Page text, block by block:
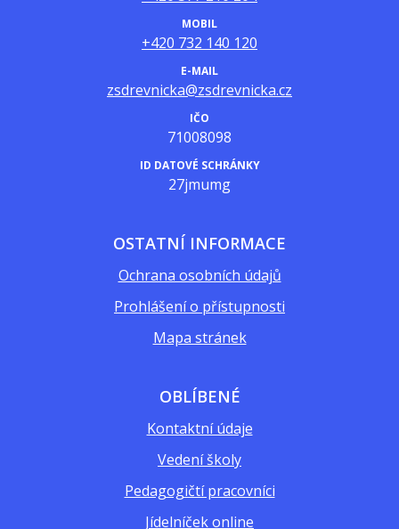
MOBIL
+420 732 140 120
E-MAIL
zsdrevnicka@zsdrevnicka.cz
IČO
71008098
ID DATOVÉ SCHRÁNKY
27jmumg
OSTATNÍ INFORMACE
Ochrana osobních údajů
Prohlášení o přístupnosti
Mapa stránek
OBLÍBENÉ
Kontaktní údaje
Vedení školy
Pedagogičtí pracovníci
Jídelníček online